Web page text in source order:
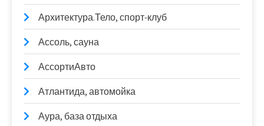
Архитектура.Тело, спорт-клуб
Ассоль, сауна
АссортиАвто
Атлантида, автомойка
Аура, база отдыха